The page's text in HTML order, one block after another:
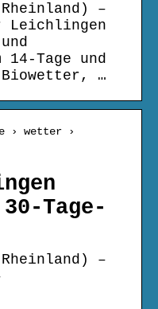
–
Leichlingen
Tage und
Biowetter, …
› wetter ›
Tage-
–